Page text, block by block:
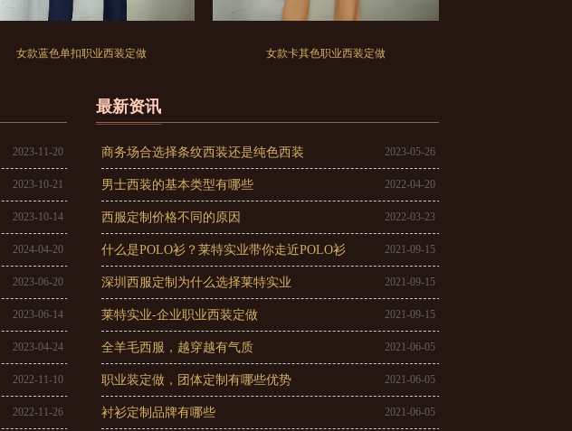
女款蓝色单扣职业西装定做 女款卡其色职业西装定做
2023-11-20
2023-10-21
2023-10-14
2024-04-20
2023-06-20
2023-06-14
2023-04-24
2022-11-10
2022-11-26
最新资讯
2023-05-26
商务场合选择条纹西装还是纯色西装
2022-04-20
男士西装的基本类型有哪些
2022-03-23
西服定制价格不同的原因
2021-09-15
什么是POLO衫？莱特实业带你走近POLO衫
2021-09-15
深圳西服定制为什么选择莱特实业
2021-09-15
莱特实业-企业职业西装定做
2021-06-05
全羊毛西服，越穿越有气质
2021-06-05
职业装定做，团体定制有哪些优势
2021-06-05
衬衫定制品牌有哪些